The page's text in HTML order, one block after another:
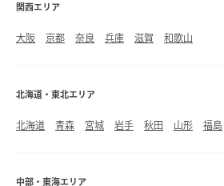
関西エリア
大阪 京都 奈良 兵庫 滋賀 和歌山
北海道・東北エリア
北海道 青森 宮城 岩手 秋田 山形 福島
中部・東海エリア